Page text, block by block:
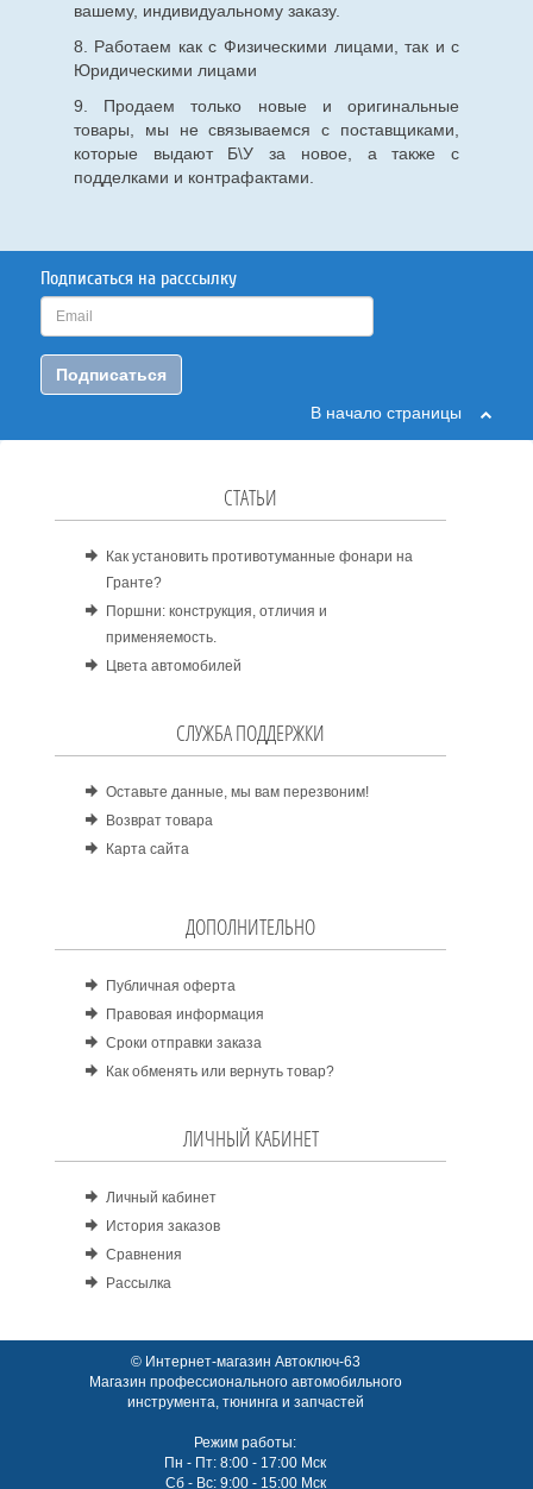
вашему, индивидуальному заказу.
8. Работаем как с Физическими лицами, так и с
Юридическими лицами
9. Продаем только новые и оригинальные
товары, мы не связываемся с поставщиками,
которые выдают Б\У за новое, а также с
подделками и контрафактами.
Подписаться на расссылку
Подписаться
В начало страницы
СТАТЬИ
Как установить противотуманные фонари на
Гранте?
Поршни: конструкция, отличия и
применяемость.
Цвета автомобилей
СЛУЖБА ПОДДЕРЖКИ
Оставьте данные, мы вам перезвоним!
Возврат товара
Карта сайта
ДОПОЛНИТЕЛЬНО
Публичная оферта
Правовая информация
Сроки отправки заказа
Как обменять или вернуть товар?
ЛИЧНЫЙ КАБИНЕТ
Личный кабинет
История заказов
Сравнения
Рассылка
© Интернет-магазин Автоключ-63
Магазин профессионального автомобильного
инструмента, тюнинга и запчастей
Режим работы:
Пн - Пт: 8:00 - 17:00 Мск
Сб - Вс: 9:00 - 15:00 Мск